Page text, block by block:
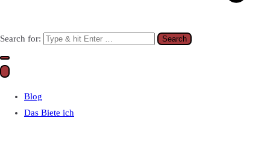
Search for:
Blog
Das Biete ich